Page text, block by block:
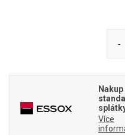
Benzínové křovinořezy a
Aku křovinořezy a
-
Nakup
Více